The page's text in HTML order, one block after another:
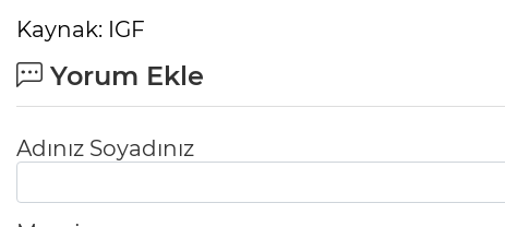
Kaynak: IGF
Yorum Ekle
Adınız Soyadınız